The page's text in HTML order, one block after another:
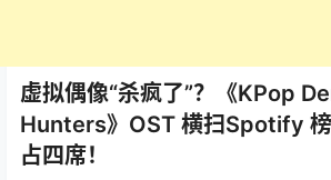
虚拟偶像“杀疯了”？《KPop
Hunters》OST 横扫Spotify
占四席！